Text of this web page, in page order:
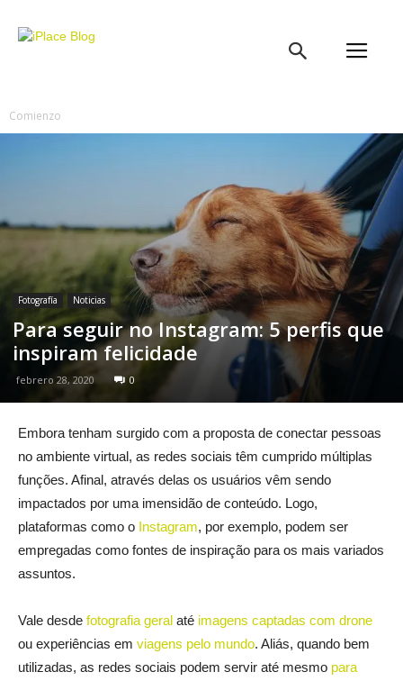
Comienzo
Fotografía Noticias
Para seguir no Instagram: 5 perfis que
inspiram felicidade
febrero 28, 2020 0
Embora tenham surgido com a proposta de conectar pessoas
no ambiente virtual, as redes sociais têm cumprido múltiplas
funções. Afinal, através delas os usuários vêm sendo
impactados por uma imensidão de conteúdo. Logo,
plataformas como o Instagram, por exemplo, podem ser
empregadas como fontes de inspiração para os mais variados
assuntos.
Vale desde fotografia geral até imagens captadas com drone
ou experiências em viagens pelo mundo. Aliás, quando bem
utilizadas, as redes sociais podem servir até mesmo para